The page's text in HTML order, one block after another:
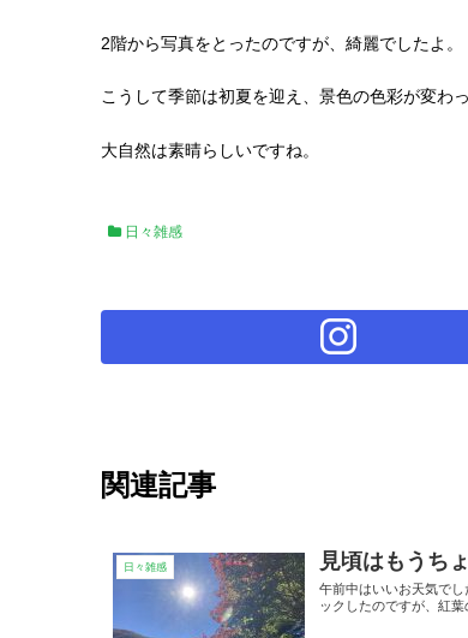
2階から写真をとったのですが、綺麗でしたよ。
こうして季節は初夏を迎え、景色の色彩が変わ
大自然は素晴らしいですね。
日々雑感
関連記事
日々雑感 見頃はもうち
午前中はいいお天気で
ックしたのですが、紅